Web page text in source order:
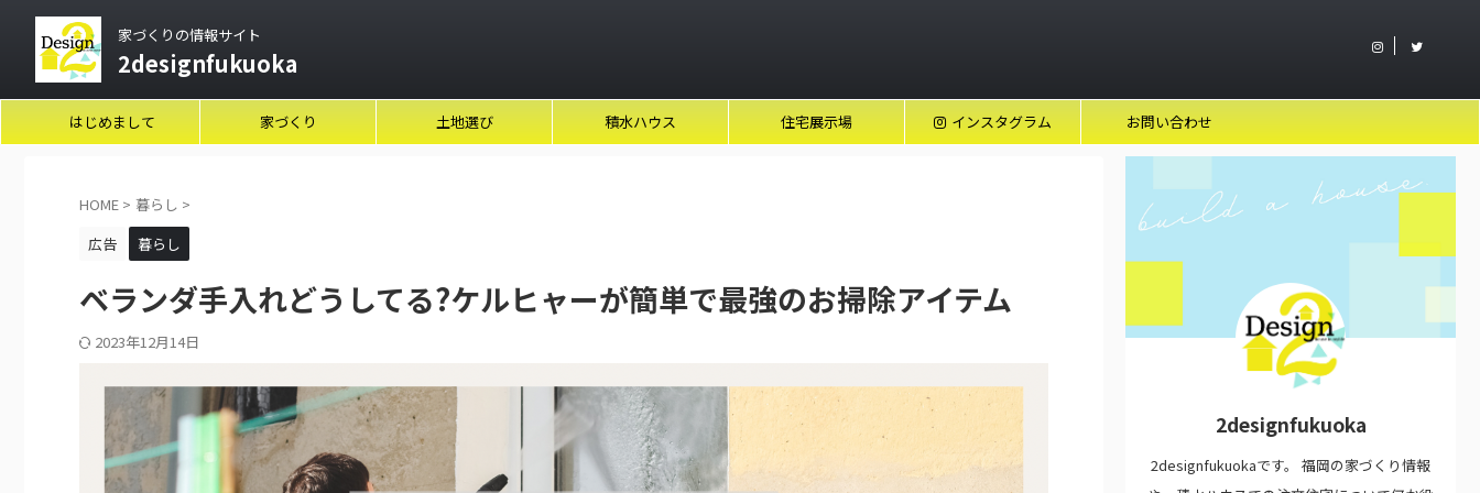
家づくりの情報サイト
2designfukuoka
はじめまして 家づくり 土地選び 積水ハウス 住宅展示場 インスタグラム お問い合わせ
HOME > 暮らし >
広告
暮らし
ベランダ手入れどうしてる?ケルヒャーが簡単で最強のお掃除アイテム
2023年12月14日
2designfukuoka
2designfukuokaです。 福岡の家づくり情報